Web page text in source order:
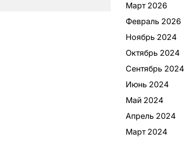
Март 2026
Февраль 2026
Ноябрь 2024
Октябрь 2024
Сентябрь 2024
Июнь 2024
Май 2024
Апрель 2024
Март 2024